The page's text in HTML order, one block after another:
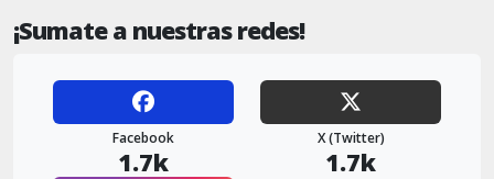
¡Sumate a nuestras redes!
Facebook
1.7k
X (Twitter)
1.7k